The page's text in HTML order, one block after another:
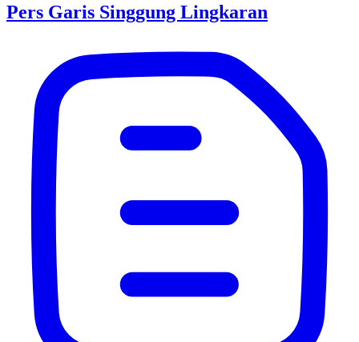
Pers Garis Singgung Lingkaran